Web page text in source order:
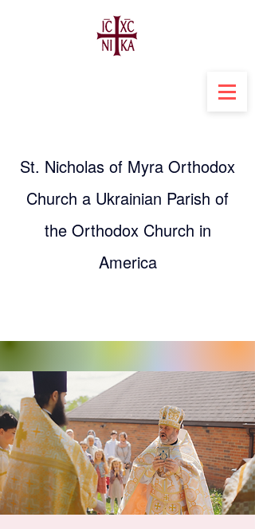
St. Nicholas of Myra Orthodox
Church a Ukrainian Parish of
the Orthodox Church in
America